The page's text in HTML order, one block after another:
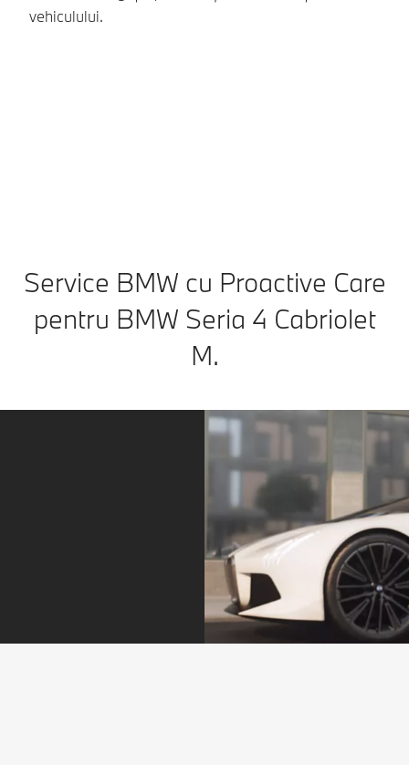
vehiculului.
Service BMW cu Proactive Care
pentru BMW Seria 4 Cabriolet
M.
Service – exact atunci când ai nevoie.